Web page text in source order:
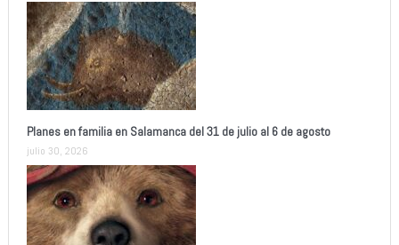
Planes en familia en Salamanca del 31 de julio al 6 de agosto
julio 30, 2026